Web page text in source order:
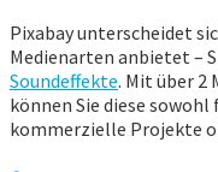
Pixabay unterscheidet
Medienarten anbietet –
Soundeffekte. Mit über 2
können Sie diese
kommerzielle Projekte